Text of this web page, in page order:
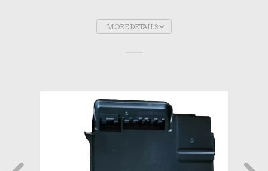
MORE DETAILS